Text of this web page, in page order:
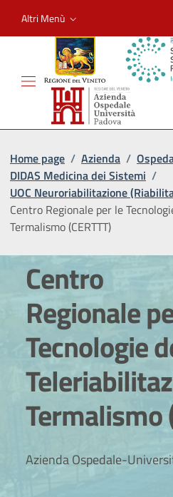
Altri Menù
Home page / Azienda /
DIDAS Medicina dei Sistemi /
UOC Neuroriabilitazione
Centro Regionale per le
Termalismo (CERTTT)
Centro
Regionale
Tecnologie
Termalismo
Azienda Ospedale-